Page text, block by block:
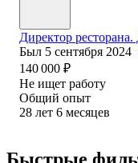
Директор
Был 5 сентября 2024
140 000 ₽
Не ищет работу
Общий опыт
28 лет 6 месяцев
Быстрые